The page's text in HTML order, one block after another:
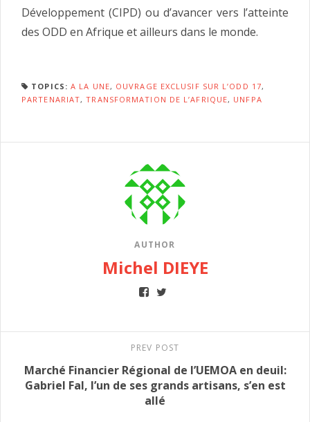
Développement (CIPD) ou d’avancer vers l’atteinte
des ODD en Afrique et ailleurs dans le monde.
TOPICS: A LA UNE, OUVRAGE EXCLUSIF SUR L’ODD 17,
PARTENARIAT,TRANSFORMATION DE L’AFRIQUE, UNFPA
AUTHOR
Michel DIEYE
PREV POST
Marché Financier Régional de l’UEMOA en deuil:
Gabriel Fal, l’un de ses grands artisans, s’en est
allé